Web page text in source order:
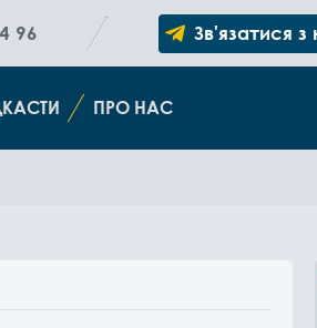
96 Зв'язатися з
ПРО НАС